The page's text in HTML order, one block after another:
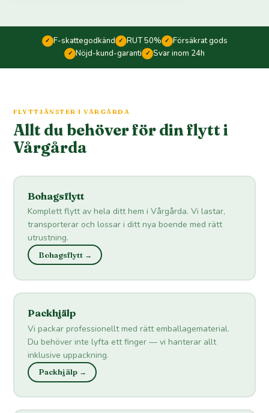
✓ F-skattegodkänd ✓ RUT 50% ✓ Försäkrat gods
✓ Nöjd-kund-garanti ✓ Svar inom 24h
FLYTTJÄNSTER I VÅRGÅRDA
Allt du behöver för din flytt i
Vårgårda
Bohagsflytt
Komplett flytt av hela ditt hem i Vårgårda. Vi lastar,
transporterar och lossar i ditt nya boende med rätt
utrustning.
Bohagsflytt →
Packhjälp
Vi packar professionellt med rätt emballagematerial.
Du behöver inte lyfta ett finger — vi hanterar allt
inklusive uppackning.
Packhjälp →